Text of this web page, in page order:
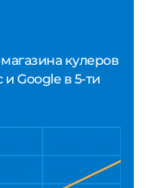
кулеров
Google в 5-ти